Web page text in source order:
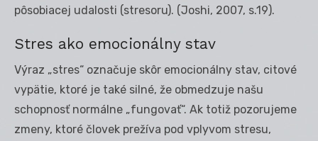
pôsobiacej udalosti (stresoru). (Joshi, 2007, s.19).
Stres ako emocionálny stav
Výraz „stres“ označuje skôr emocionálny stav, citové
vypätie, ktoré je také silné, že obmedzuje našu
schopnosť normálne „fungovať“. Ak totiž pozorujeme
zmeny, ktoré človek prežíva pod vplyvom stresu,